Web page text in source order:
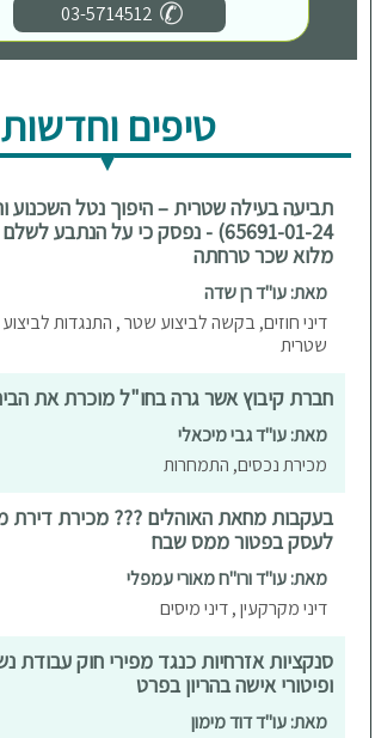
03-5714512
טיפים וחדשות
תביעה בעילה שטרית – היפוך נטל
65691-01-24) - נפסק כי על הנתבע
מלוא שכר טרחתה
מאת: עו"ד רן שדה
דיני חוזים, בקשה לביצוע שטר , התנגדות
שטרית
חברת קיבוץ אשר גרה בחו"ל מוכרת את
מאת: עו"ד גבי מיכאלי
מכירת נכסים, התמחרות
בעקבות מחאת האוהלים ??? מכירת דירת
לעסק בפטור ממס שבח
מאת: עו"ד ורו"ח מאורי עמפלי
דיני מקרקעין , דיני מיסים
סנקציות אזרחיות כנגד מפירי חוק עבודת
ופיטורי אישה בהריון בפרט
מאת: עו"ד דוד מימון